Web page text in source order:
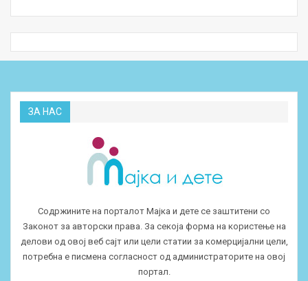
ЗА НАС
Содржините на порталот Мајка и дете се заштитени со
Законот за авторски права. За секоја форма на користење на
делови од овој веб сајт или цели статии за комерцијални цели,
потребна е писмена согласност од администраторите на овој
портал.